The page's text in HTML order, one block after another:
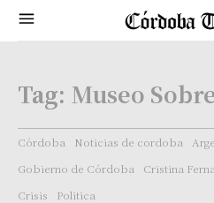
Tag: Museo
Córdoba Noticias de cordoba
Gobierno de Córdoba
Cristina
Crisis
Politica